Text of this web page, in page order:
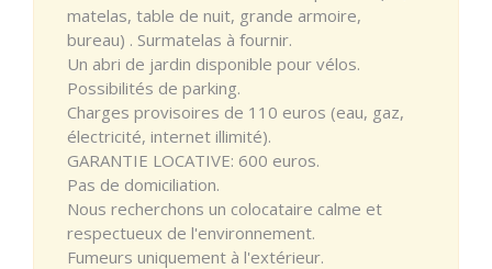
matelas, table de nuit, grande armoire,
bureau) . Surmatelas à fournir.
Un abri de jardin disponible pour vélos.
Possibilités de parking.
Charges provisoires de 110 euros (eau, gaz,
électricité, internet illimité).
GARANTIE LOCATIVE: 600 euros.
Pas de domiciliation.
Nous recherchons un colocataire calme et
respectueux de l'environnement.
Fumeurs uniquement à l'extérieur.